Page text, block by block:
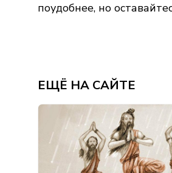
поудобнее, но
ЕЩЁ НА САЙТЕ